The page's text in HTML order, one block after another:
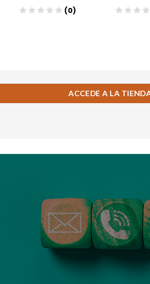
ACCEDE A LA